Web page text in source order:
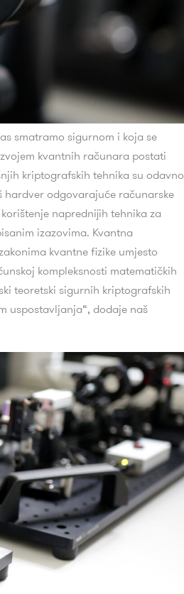
smatramo sigurnom i koja se
kvantnih računara postati
kriptografskih tehnika su odavno
odgovarajuće računarske
naprednijih tehnika za
izazovima. Kvantna
kvantne fizike umjesto
kompleksnosti matematičkih
teoretski sigurnih kriptografskih
uspostavljanja“, dodaje naš